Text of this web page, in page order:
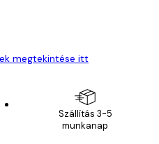
megtekintése itt
Szállítás 3-5
munkanap